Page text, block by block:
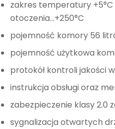
zakres temperatury
otoczenia…+250°C
pojemność komory 56
pojemność użytkowa
protokół kontroli jakości w
instrukcja obsługi oraz
zabezpieczenie klasy 2.0
sygnalizacja otwartych